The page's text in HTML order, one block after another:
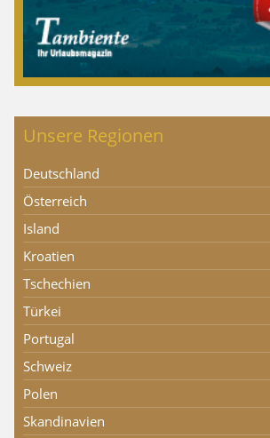
Unsere Regionen
Deutschland
Österreich
Island
Kroatien
Tschechien
Türkei
Portugal
Schweiz
Polen
Skandinavien